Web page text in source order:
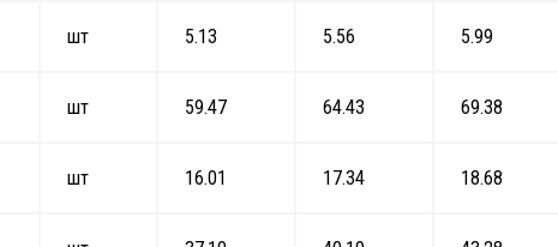
шт 5.13 5.56 5.99
шт 59.47 64.43 69.38
шт 16.01 17.34 18.68